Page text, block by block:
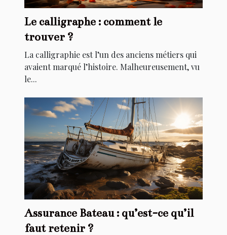
Le calligraphe : comment le
trouver ?
La calligraphie est l’un des anciens métiers qui
avaient marqué l’histoire. Malheureusement, vu
le...
Assurance Bateau : qu’est-ce qu’il
faut retenir ?